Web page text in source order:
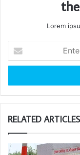
Lorem
your
Email
RELATED ARTICLES